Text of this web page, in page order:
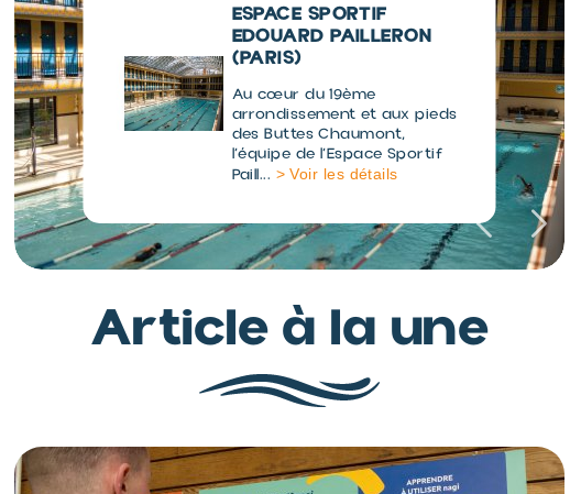
ESPACE SPORTIF
EDOUARD PAILLERON
(PARIS)
Au cœur du 19ème
arrondissement et aux pieds
des Buttes Chaumont,
l’équipe de l’Espace Sportif
Paill... > Voir les détails
Article à la une